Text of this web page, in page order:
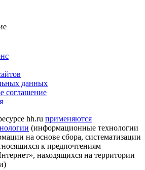
данных
соглашение
hh.ru применяются
(информационные технологии
на основе сбора, систематизации
к предпочтениям
находящихся на территории